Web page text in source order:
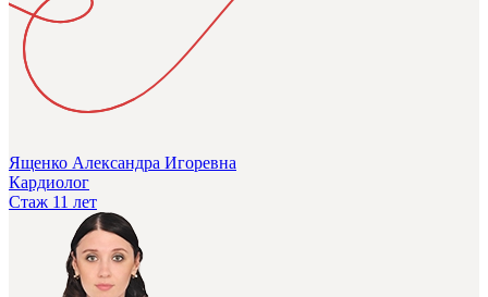
Ященко Александра Игоревна
Кардиолог
Стаж 11 лет